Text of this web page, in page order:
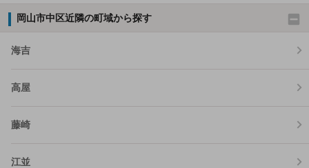
岡山市中区近隣の町域から探す
海吉
高屋
藤崎
江並